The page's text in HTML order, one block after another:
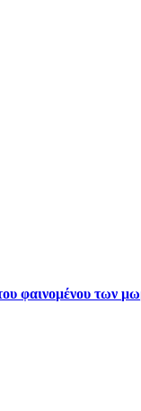
φαινομένου των